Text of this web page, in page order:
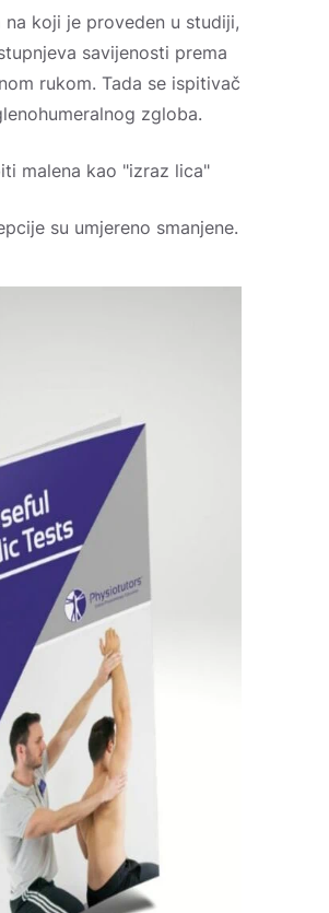
koji je proveden u studiji,
savijenosti prema
rukom. Tada se ispitivač
zgloba.
malena kao "izraz lica"
su umjereno smanjene.